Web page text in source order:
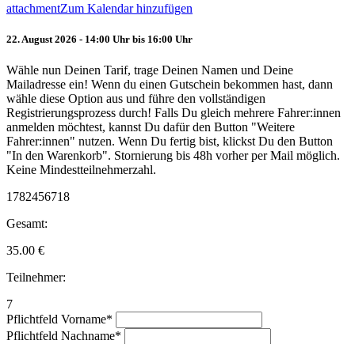
attachmentZum Kalendar hinzufügen
22. August 2026 - 14:00 Uhr bis 16:00 Uhr
Wähle nun Deinen Tarif, trage Deinen Namen und Deine
Mailadresse ein! Wenn du einen Gutschein bekommen hast, dann
wähle diese Option aus und führe den vollständigen
Registrierungsprozess durch! Falls Du gleich mehrere Fahrer:innen
anmelden möchtest, kannst Du dafür den Button "Weitere
Fahrer:innen" nutzen. Wenn Du fertig bist, klickst Du den Button
"In den Warenkorb". Stornierung bis 48h vorher per Mail möglich.
Keine Mindestteilnehmerzahl.
1782456718
Gesamt:
35.00 €
Teilnehmer:
7
Pflichtfeld Vorname*
Pflichtfeld Nachname*